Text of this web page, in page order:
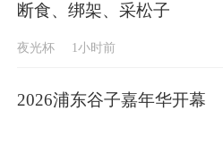
断食、绑架、采松子
夜光杯 1小时前
2026浦东谷子嘉年华开幕